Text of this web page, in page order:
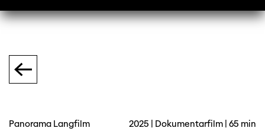
Panorama Langfilm 2025 | Dokumentarfilm | 65 min